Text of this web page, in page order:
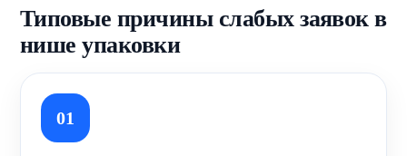
SEO продвижение
для B2B
для поставщиков
для лазерной резки
Таргет ВК
Портфолио
Калькулятор
Типовые причины слабых заявок в
нише упаковки
01